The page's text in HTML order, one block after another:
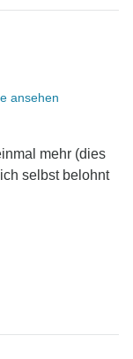
ansehen
mehr (dies
selbst belohnt